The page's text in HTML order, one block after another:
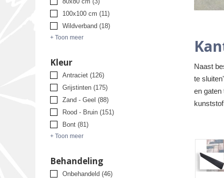
100x100 cm (11)
Wildverband (18)
+ Toon meer
Kleur
Antraciet (126)
Grijstinten (175)
Zand - Geel (88)
Rood - Bruin (151)
Bont (81)
+ Toon meer
Behandeling
Onbehandeld (46)
Naast
te
en gaten